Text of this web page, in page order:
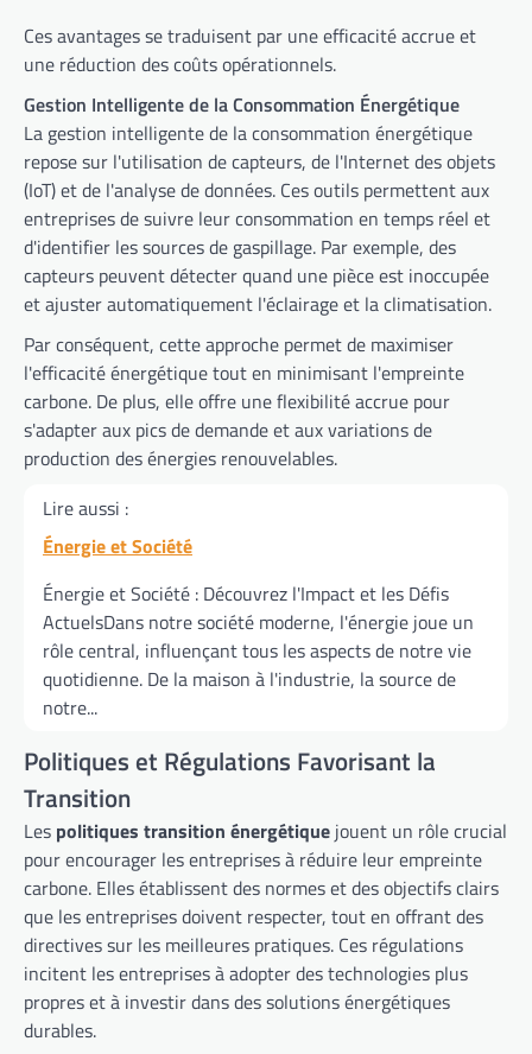
Ces avantages se traduisent par une efficacité accrue et
une réduction des coûts opérationnels.
Gestion Intelligente de la Consommation Énergétique
La gestion intelligente de la consommation énergétique
repose sur l'utilisation de capteurs, de l'Internet des objets
(IoT) et de l'analyse de données. Ces outils permettent aux
entreprises de suivre leur consommation en temps réel et
d'identifier les sources de gaspillage. Par exemple, des
capteurs peuvent détecter quand une pièce est inoccupée
et ajuster automatiquement l'éclairage et la climatisation.
Par conséquent, cette approche permet de maximiser
l'efficacité énergétique tout en minimisant l'empreinte
carbone. De plus, elle offre une flexibilité accrue pour
s'adapter aux pics de demande et aux variations de
production des énergies renouvelables.
Lire aussi :
Énergie et Société
Énergie et Société : Découvrez l'Impact et les Défis
ActuelsDans notre société moderne, l'énergie joue un
rôle central, influençant tous les aspects de notre vie
quotidienne. De la maison à l'industrie, la source de
notre...
Politiques et Régulations Favorisant la
Transition
Les politiques transition énergétique jouent un rôle crucial
pour encourager les entreprises à réduire leur empreinte
carbone. Elles établissent des normes et des objectifs clairs
que les entreprises doivent respecter, tout en offrant des
directives sur les meilleures pratiques. Ces régulations
incitent les entreprises à adopter des technologies plus
propres et à investir dans des solutions énergétiques
durables.